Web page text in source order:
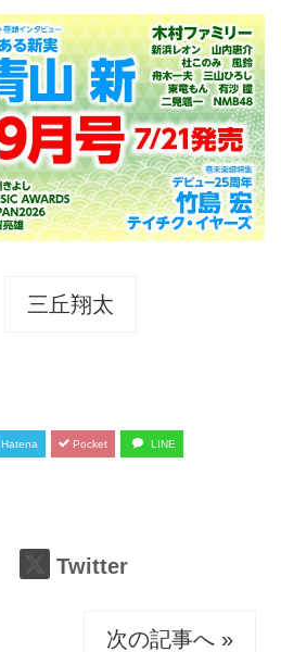
三丘翔太
Hatena Pocket LINE
Twitter
次の記事へ »